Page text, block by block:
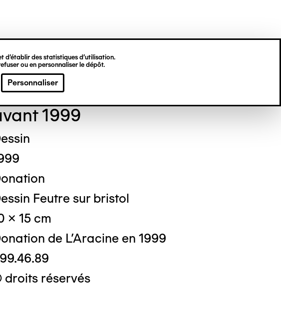
d’établir des statistiques d’utilisation.
ou en personnaliser le dépôt.
Personnaliser TOURNAY
1999
Feutre sur bristol
x 15 cm
de L'Aracine en 1999
droits réservés